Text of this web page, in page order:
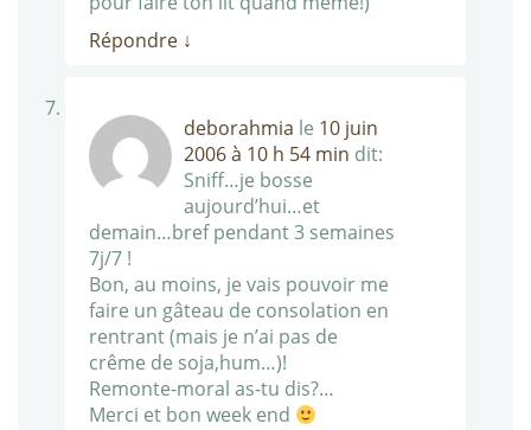
Répondre ↓
deborahmia le 10 juin
2006 à 10 h 54 min dit:
Sniff…je bosse
aujourd’hui…et
demain…bref pendant 3 semaines
7j/7 !
Bon, au moins, je vais pouvoir me
faire un gâteau de consolation en
rentrant (mais je n’ai pas de
crême de soja,hum…)!
Remonte-moral as-tu dis?…
Merci et bon week end